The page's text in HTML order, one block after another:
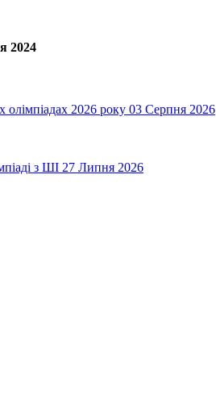
2024
олімпіадах 2026 року 03 Серпня 2026
з ШІ 27 Липня 2026